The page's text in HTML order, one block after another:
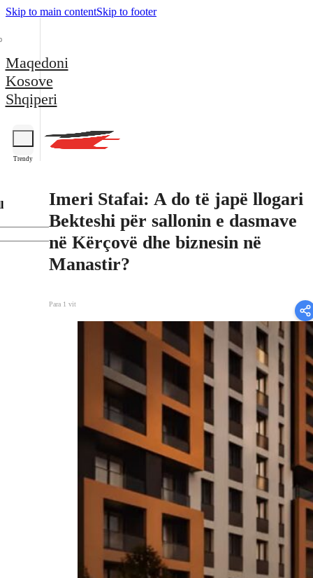
Skip to main contentSkip to footer
Maqedoni
Kosove
Shqiperi
Trendy
Imeri Stafai: A do të japë llogari
Bekteshi për sallonin e dasmave
në Kërçovë dhe biznesin në
Manastir?
Para 1 vit